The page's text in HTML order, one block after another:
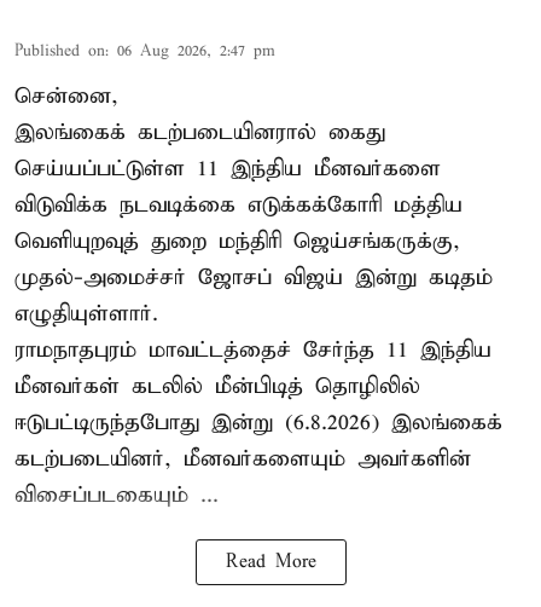
Published on: 06 Aug 2026, 2:47 pm
சென்னை,
இலங்கைக் கடற்படையினரால் கைது
செய்யப்பட்டுள்ள 11 இந்திய மீனவர்களை
விடுவிக்க நடவடிக்கை எடுக்கக்கோரி மத்திய
வெளியுறவுத் துறை மந்திரி ஜெய்சங்கருக்கு,
முதல்-அமைச்சர் ஜோசப் விஜய் இன்று கடிதம்
எழுதியுள்ளார்.
ராமநாதபுரம் மாவட்டத்தைச் சேர்ந்த 11 இந்திய
மீனவர்கள் கடலில் மீன்பிடித் தொழிலில்
ஈடுபட்டிருந்தபோது இன்று (6.8.2026) இலங்கைக்
கடற்படையினர், மீனவர்களையும் அவர்களின்
விசைப்படகையும் ...
Read More